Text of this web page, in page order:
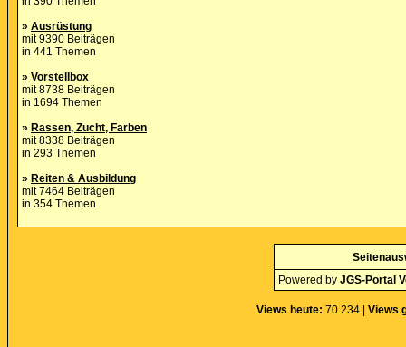
» Ausrüstung
mit 9390 Beiträgen
in 441 Themen
» Vorstellbox
mit 8738 Beiträgen
in 1694 Themen
» Rassen, Zucht, Farben
mit 8338 Beiträgen
in 293 Themen
» Reiten & Ausbildung
mit 7464 Beiträgen
in 354 Themen
Powered by JGS-Portal
Views heute: 70.234 | Views